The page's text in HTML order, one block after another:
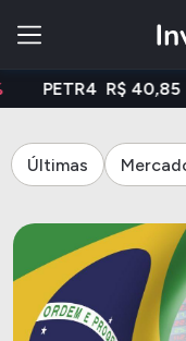
VALE3 R$
Últimas